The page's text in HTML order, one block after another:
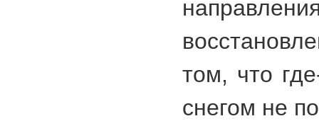
том, что
снегом не